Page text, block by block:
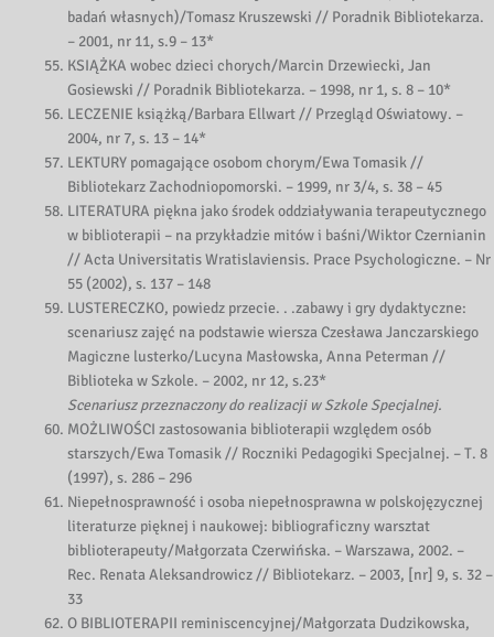
badań własnych)/Tomasz Kruszewski // Poradnik Bibliotekarza.
– 2001, nr 11, s.9 – 13*
KSIĄŻKA wobec dzieci chorych/Marcin Drzewiecki, Jan
Gosiewski // Poradnik Bibliotekarza. – 1998, nr 1, s. 8 – 10*
LECZENIE książką/Barbara Ellwart // Przegląd Oświatowy. –
2004, nr 7, s. 13 – 14*
LEKTURY pomagające osobom chorym/Ewa Tomasik //
Bibliotekarz Zachodniopomorski. – 1999, nr 3/4, s. 38 – 45
LITERATURA piękna jako środek oddziaływania terapeutycznego
w biblioterapii – na przykładzie mitów i baśni/Wiktor Czernianin
// Acta Universitatis Wratislaviensis. Prace Psychologiczne. – Nr
55 (2002), s. 137 – 148
LUSTERECZKO, powiedz przecie. . .zabawy i gry dydaktyczne:
scenariusz zajęć na podstawie wiersza Czesława Janczarskiego
Magiczne lusterko/Lucyna Masłowska, Anna Peterman //
Biblioteka w Szkole. – 2002, nr 12, s.23*
Scenariusz przeznaczony do realizacji w Szkole Specjalnej.
MOŻLIWOŚCI zastosowania biblioterapii względem osób
starszych/Ewa Tomasik // Roczniki Pedagogiki Specjalnej. – T. 8
(1997), s. 286 – 296
Niepełnosprawność i osoba niepełnosprawna w polskojęzycznej
literaturze pięknej i naukowej: bibliograficzny warsztat
biblioterapeuty/Małgorzata Czerwińska. – Warszawa, 2002. –
Rec. Renata Aleksandrowicz // Bibliotekarz. – 2003, [nr] 9, s. 32 –
33
O BIBLIOTERAPII reminiscencyjnej/Małgorzata Dudzikowska,